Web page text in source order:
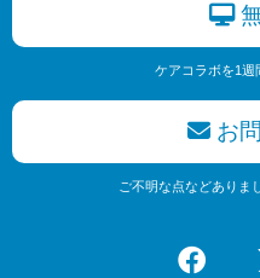
ケアコラボを1週
お
ご不明な点などありま